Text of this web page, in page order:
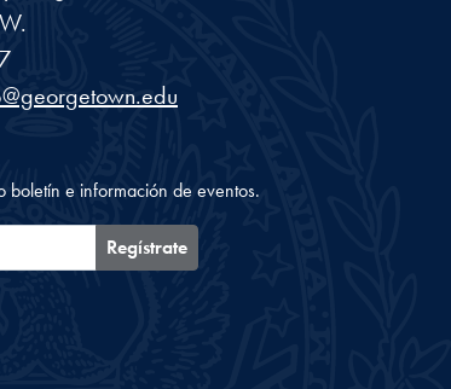
boletín e información de eventos.
Regístrate